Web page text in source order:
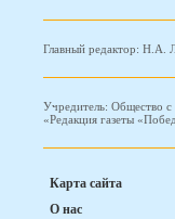
Главный редактор: Н.А.
Учредитель: Общество с
«Редакция газеты
Карта сайта
О нас